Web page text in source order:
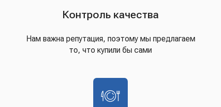
Контроль качества
Нам важна репутация, поэтому мы предлагаем
то, что купили бы сами